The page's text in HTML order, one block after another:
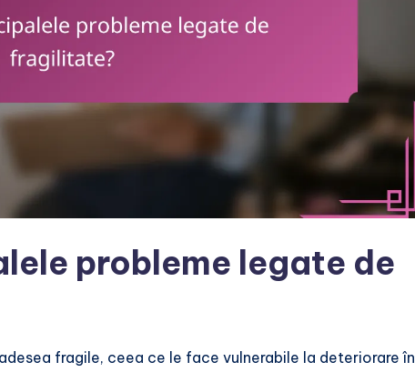
probleme legate de
fragile, ceea ce le face vulnerabile la deteriorare în